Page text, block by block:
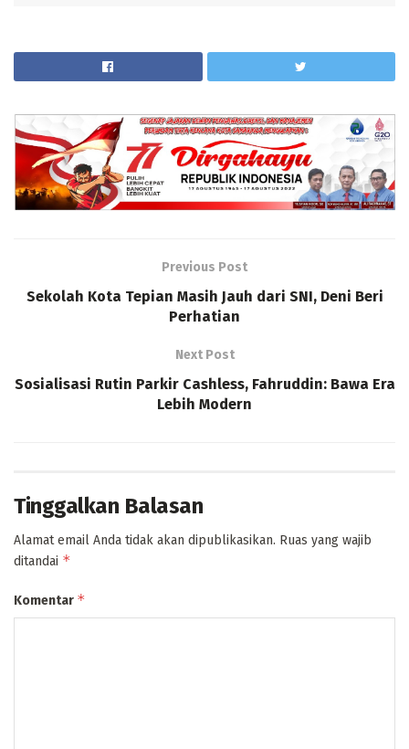
Previous Post
Sekolah Kota Tepian Masih Jauh dari SNI, Deni Beri
Perhatian
Next Post
Sosialisasi Rutin Parkir Cashless, Fahruddin: Bawa Era
Lebih Modern
Tinggalkan Balasan
Alamat email Anda tidak akan dipublikasikan. Ruas yang wajib
ditandai *
Komentar *